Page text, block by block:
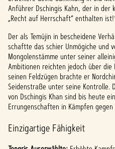
A
c
c
e
p
t
&
P
Anführer Dschingis Kahn, der in der
„Recht auf Herrschaft“ enthalten
Der als Temüjin in bescheidene
schaftte das schier Unmögiche und
Mongolenstämme unter seiner
Ambitionen reichten jedoch über
seinen Feldzügen brachte er
Seidenstraße unter seine Kontrolle.
von Dschingis Khan sind bis heute
Errungenschaften in Kämpfen
Einzigartige Fähigkeit